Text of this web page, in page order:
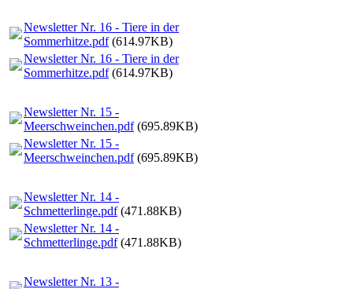
Newsletter Nr. 16 - Tiere in der
Sommerhitze.pdf(614.97KB)
Newsletter Nr. 16 - Tiere in der
Sommerhitze.pdf(614.97KB)
Newsletter Nr. 15 -
Meerschweinchen.pdf(695.89KB)
Newsletter Nr. 15 -
Meerschweinchen.pdf(695.89KB)
Newsletter Nr. 14 -
Schmetterlinge.pdf(471.88KB)
Newsletter Nr. 14 -
Schmetterlinge.pdf(471.88KB)
Newsletter Nr. 13 -